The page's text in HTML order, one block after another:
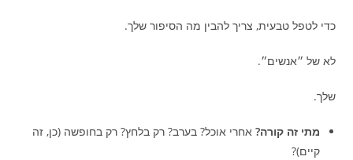
כדי לטפל טבעית, צריך להבין מה הסיפור שלך.
לא של ״אנשים״.
שלך.
מתי זה קורה? אחרי אוכל? בערב? רק בלחץ? רק בחופשה (כן, זה
קיים)?